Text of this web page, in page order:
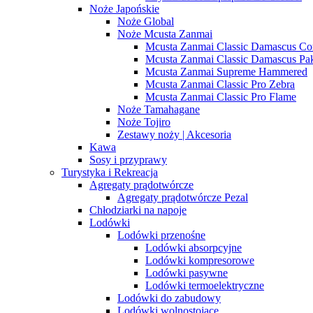
Noże Japońskie
Noże Global
Noże Mcusta Zanmai
Mcusta Zanmai Classic Damascus
Mcusta Zanmai Classic Damascus
Mcusta Zanmai Supreme Hammered
Mcusta Zanmai Classic Pro Zebra
Mcusta Zanmai Classic Pro Flame
Noże Tamahagane
Noże Tojiro
Zestawy noży | Akcesoria
Kawa
Sosy i przyprawy
Turystyka i Rekreacja
Agregaty prądotwórcze
Agregaty prądotwórcze Pezal
Chłodziarki na napoje
Lodówki
Lodówki przenośne
Lodówki absorpcyjne
Lodówki kompresorowe
Lodówki pasywne
Lodówki termoelektryczne
Lodówki do zabudowy
Lodówki wolnostojące